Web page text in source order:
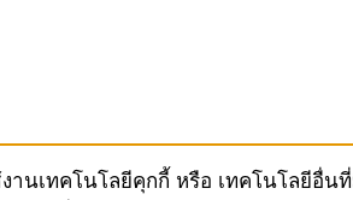
งานเทคโนโลยีคุกกี้ หรือ เทคโนโลยี